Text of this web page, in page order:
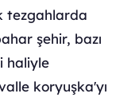
tezgahlarda
şehir, bazı
haliyle
koryuşka'yı